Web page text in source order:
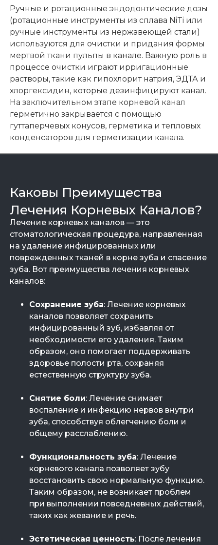
Ручные и ротационные эндодонтические дозы
(ротационные инструменты из сплава NiTi или
ручные инструменты из нержавеющей стали)
используются для очистки и придания формы
мертвой ткани пульпы в канале. Важную роль в
процессе очистки играют ирригационные
растворы, такие как гипохлорит натрия, ЭДТА и
хлоргексидин, которые дезинфицируют канал.
На заключительном этапе корневой канал
герметично закрывается с помощью
гуттаперчевых конусов, герметика и тепловых
конденсаторов для герметизации канала.
Каковы Преимущества
Лечения Корневых Каналов?
Лечение корневых каналов — это
стоматологическая процедура, направленная
на удаление инфицированных или
поврежденных тканей в корне зуба и спасение
зуба. Вот преимущества лечения корневых
каналов:
Сохранение зуба: Лечение корневых
каналов позволяет сохранить
инфицированный зуб, избавляя от
необходимости его удаления. Таким
образом, оно помогает поддерживать
здоровье полости рта, сохраняя
естественную структуру зуба.
Снятие боли: Лечение снимает
воспаление и инфекцию нервов внутри
зуба, способствуя облегчению боли и
общему расслаблению.
Функциональность зуба: Лечение
корневого канала позволяет зубу
восстановить свою нормальную функцию.
Таким образом, не возникает проблем
при выполнении повседневных действий,
таких как жевание и речь.
Эстетическая ценность: После лечения